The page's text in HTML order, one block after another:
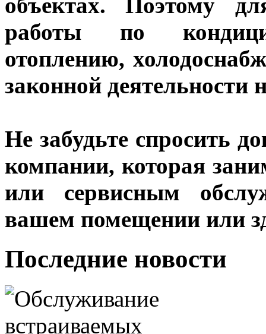
объектах. Поэтому
работы по
отоплению,
законной
Не забудьте спросить
компании, которая
или сервисным
вашем помещении или
Последние новости